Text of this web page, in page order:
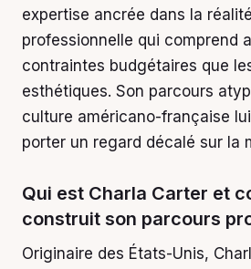
expertise ancrée dans la
professionnelle qui comprend
contraintes budgétaires que
esthétiques. Son parcours
culture américano-française
porter un regard décalé sur la
Qui est Charla Carter et
construit son parcours
Originaire des États-Unis,